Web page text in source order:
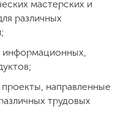
мастерских и
различных
информационных,
направленные
трудовых